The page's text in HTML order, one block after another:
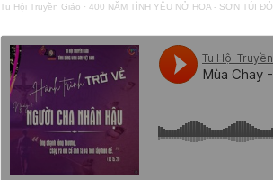
Tu Hội Truyền Giáo · 400 NĂM TÌNH YÊU NỞ HOA - SƠN TÚI ĐỎ